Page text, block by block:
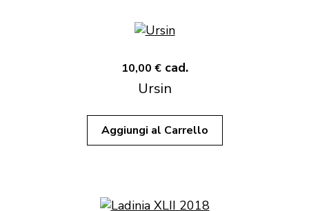
10,00 € cad.
Ursin
Aggiungi al Carrello